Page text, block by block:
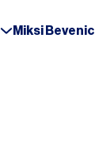
Miksi Bevenic